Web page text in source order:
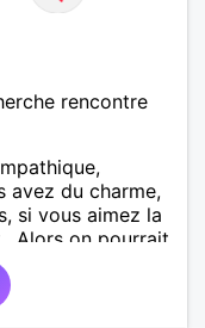
rencontre
avez du charme,
si vous aimez la
Alors on pourrait
me contacter.